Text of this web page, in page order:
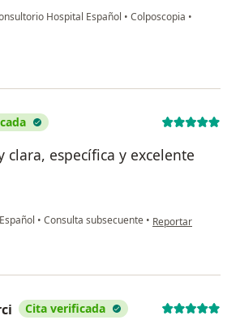
Hospital Español • Colposcopia •
clara, específica y excelente
• Consulta subsecuente • en opinión del
Reportar
Cita verificada